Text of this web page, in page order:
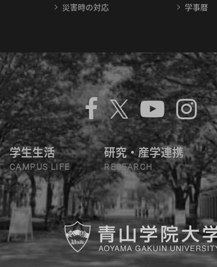
災害時の対応 学事暦
学生生活
CAMPUS LIFE
研究・産学連携
RESEARCH